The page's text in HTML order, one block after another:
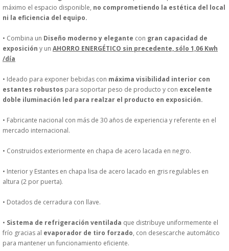
DONDE ESTAMOS
PRODUCTOS EN OFERTAS
COMPLEMENTOS DE BA�O
COMPLEMENTOS DE MESA
CUBIERTOS
HIGIENE Y PROTECCION
PERSONAL
máximo el espacio disponible, no comprometiendo la estética del local
ni la eficiencia del equipo.
• Combina un Diseño moderno y elegante con gran capacidad de
exposición y un AHORRO ENERGÉTICO sin precedente, sólo 1,06 Kwh
/día
• Ideado para exponer bebidas con máxima visibilidad interior con
estantes robustos para soportar peso de producto y con excelente
doble iluminación led para realzar el producto en exposición.
• Fabricante nacional con más de 30 años de experiencia y referente en el
mercado internacional.
• Construidos exteriormente en chapa de acero lacada en negro.
• Interior y Estantes en chapa lisa de acero lacado en gris regulables en
altura (2 por puerta).
• Dotados de cerradura con llave.
• Sistema de refrigeración ventilada que distribuye uniformemente el
frío gracias al evaporador de tiro forzado, con desescarche automático
para mantener un funcionamiento eficiente.